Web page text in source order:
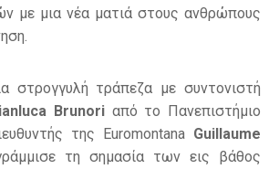
με μια νέα ματιά στους ανθρώπους
στρογγυλή τράπεζα με συντονιστή
Brunori από το Πανεπιστήμιο
της Euromontana Guillaume
τη σημασία των εις βάθος